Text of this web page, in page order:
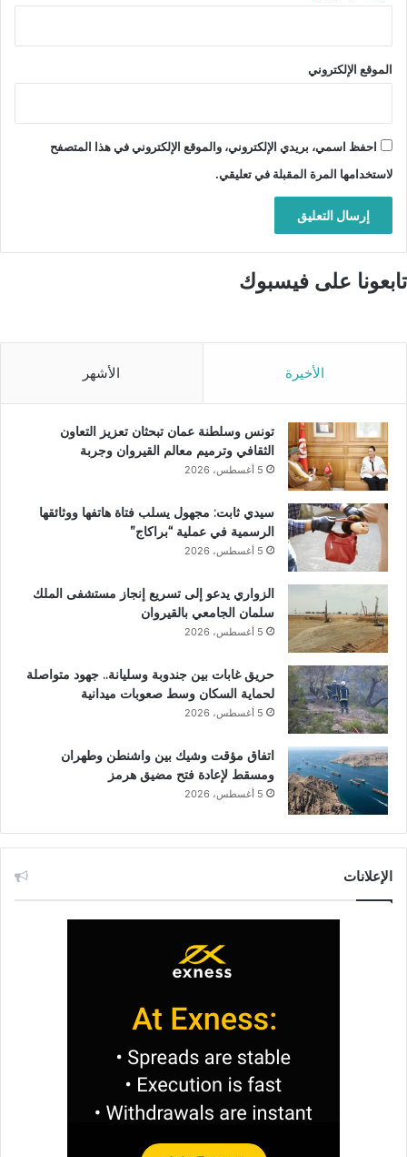
الموقع الإلكتروني
احفظ اسمي، بريدي الإلكتروني، والموقع الإلكتروني في هذا المتصفح
لاستخدامها المرة المقبلة في تعليقي.
تابعونا على فيسبوك
الأخيرة الأشهر
تونس وسلطنة عمان تبحثان تعزيز التعاون
الثقافي وترميم معالم القيروان وجربة
5 أغسطس، 2026
سيدي ثابت: مجهول يسلب فتاة هاتفها ووثائقها
الرسمية في عملية “براكاج”
5 أغسطس، 2026
الزواري يدعو إلى تسريع إنجاز مستشفى الملك
سلمان الجامعي بالقيروان
5 أغسطس، 2026
حريق غابات بين جندوبة وسليانة.. جهود متواصلة
لحماية السكان وسط صعوبات ميدانية
5 أغسطس، 2026
اتفاق مؤقت وشيك بين واشنطن وطهران
ومسقط لإعادة فتح مضيق هرمز
5 أغسطس، 2026
الإعلانات